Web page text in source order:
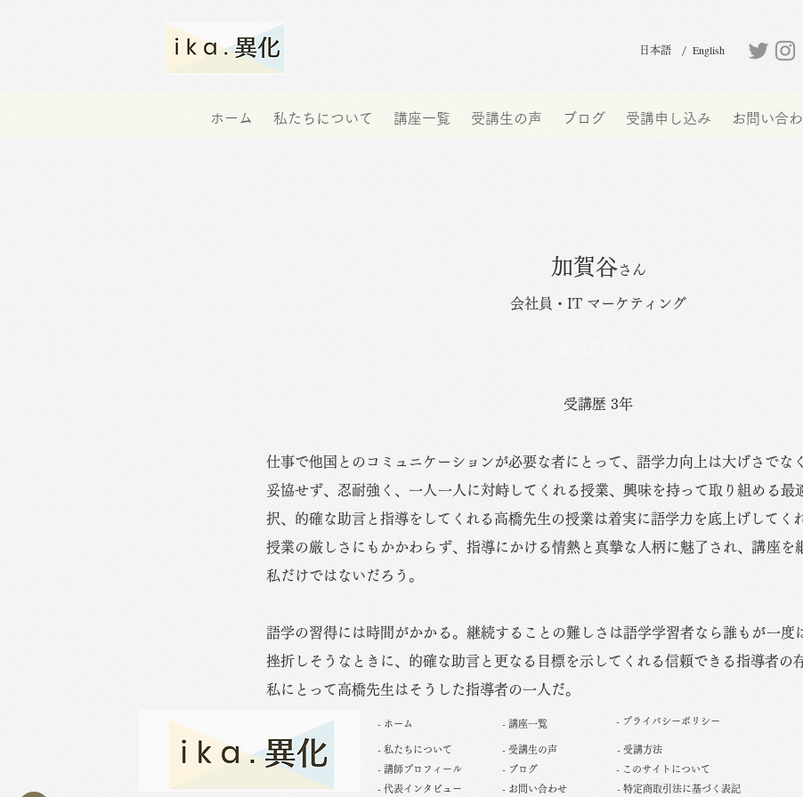
日本語 / English
ホーム 私たちについて 講座一覧 受講生の声 ブログ 受講申し込み お問い合
加賀谷さん
会社員・IT マーケティング
受講歴 3年
仕事で他国とのコミュニケーションが必要な者にとって、語学力向上は大げさでな
妥協せず、忍耐強く、一人一人に対峙してくれる授業、興味を持って取り組める最
択、的確な助言と指導をしてくれる高橋先生の授業は着実に語学力を底上げしてく
授業の厳しさにもかかわらず、指導にかける情熱と真摯な人柄に魅了され、講座を
私だけではないだろう。
語学の習得には時間がかかる。継続することの難しさは語学学習者なら誰もが一度
挫折しそうなときに、的確な助言と更なる目標を示してくれる信頼できる指導者の
私にとって高橋先生はそうした指導者の一人だ。
- ホーム - 講座一覧 - プライバシーポリシー
- 私たちについて - 受講生の声
- 受講方法
- このサイトについて
- 講師プロフィール
- ブログ
- お問い合わせ
- 特定商取引法に基づく表記
- 代表インタビュー